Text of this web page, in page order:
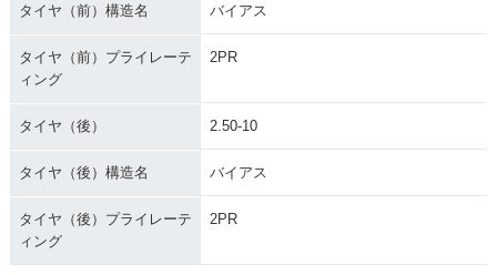
タイヤ（前）構造名 バイアス
タイヤ（前）プライレーテ
ィング
2PR
タイヤ（後） 2.50-10
タイヤ（後）構造名 バイアス
タイヤ（後）プライレーテ
ィング
2PR